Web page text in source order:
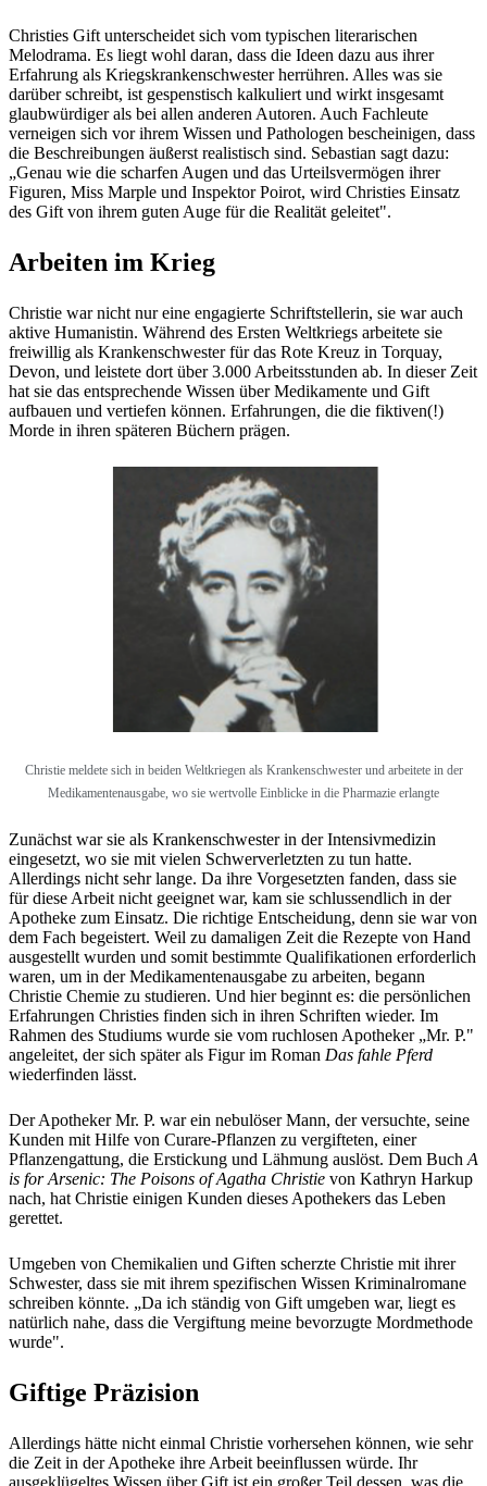
Christies Gift unterscheidet sich vom typischen literarischen
Melodrama. Es liegt wohl daran, dass die Ideen dazu aus ihrer
Erfahrung als Kriegskrankenschwester herrühren. Alles was sie
darüber schreibt, ist gespenstisch kalkuliert und wirkt insgesamt
glaubwürdiger als bei allen anderen Autoren. Auch Fachleute
verneigen sich vor ihrem Wissen und Pathologen bescheinigen, dass
die Beschreibungen äußerst realistisch sind. Sebastian sagt dazu:
„Genau wie die scharfen Augen und das Urteilsvermögen ihrer
Figuren, Miss Marple und Inspektor Poirot, wird Christies Einsatz
des Gift von ihrem guten Auge für die Realität geleitet".
Arbeiten im Krieg
Christie war nicht nur eine engagierte Schriftstellerin, sie war auch
aktive Humanistin. Während des Ersten Weltkriegs arbeitete sie
freiwillig als Krankenschwester für das Rote Kreuz in Torquay,
Devon, und leistete dort über 3.000 Arbeitsstunden ab. In dieser Zeit
hat sie das entsprechende Wissen über Medikamente und Gift
aufbauen und vertiefen können. Erfahrungen, die die fiktiven(!)
Morde in ihren späteren Büchern prägen.
Christie meldete sich in beiden Weltkriegen als Krankenschwester und arbeitete in der
Medikamentenausgabe, wo sie wertvolle Einblicke in die Pharmazie erlangte
Zunächst war sie als Krankenschwester in der Intensivmedizin
eingesetzt, wo sie mit vielen Schwerverletzten zu tun hatte.
Allerdings nicht sehr lange. Da ihre Vorgesetzten fanden, dass sie
für diese Arbeit nicht geeignet war, kam sie schlussendlich in der
Apotheke zum Einsatz. Die richtige Entscheidung, denn sie war von
dem Fach begeistert. Weil zu damaligen Zeit die Rezepte von Hand
ausgestellt wurden und somit bestimmte Qualifikationen erforderlich
waren, um in der Medikamentenausgabe zu arbeiten, begann
Christie Chemie zu studieren. Und hier beginnt es: die persönlichen
Erfahrungen Christies finden sich in ihren Schriften wieder. Im
Rahmen des Studiums wurde sie vom ruchlosen Apotheker „Mr. P."
angeleitet, der sich später als Figur im Roman Das fahle Pferd
wiederfinden lässt.
Der Apotheker Mr. P. war ein nebulöser Mann, der versuchte, seine
Kunden mit Hilfe von Curare-Pflanzen zu vergifteten, einer
Pflanzengattung, die Erstickung und Lähmung auslöst. Dem Buch A
is for Arsenic: The Poisons of Agatha Christie von Kathryn Harkup
nach, hat Christie einigen Kunden dieses Apothekers das Leben
gerettet.
Umgeben von Chemikalien und Giften scherzte Christie mit ihrer
Schwester, dass sie mit ihrem spezifischen Wissen Kriminalromane
schreiben könnte. „Da ich ständig von Gift umgeben war, liegt es
natürlich nahe, dass die Vergiftung meine bevorzugte Mordmethode
wurde".
Giftige Präzision
Allerdings hätte nicht einmal Christie vorhersehen können, wie sehr
die Zeit in der Apotheke ihre Arbeit beeinflussen würde. Ihr
ausgeklügeltes Wissen über Gift ist ein großer Teil dessen, was die